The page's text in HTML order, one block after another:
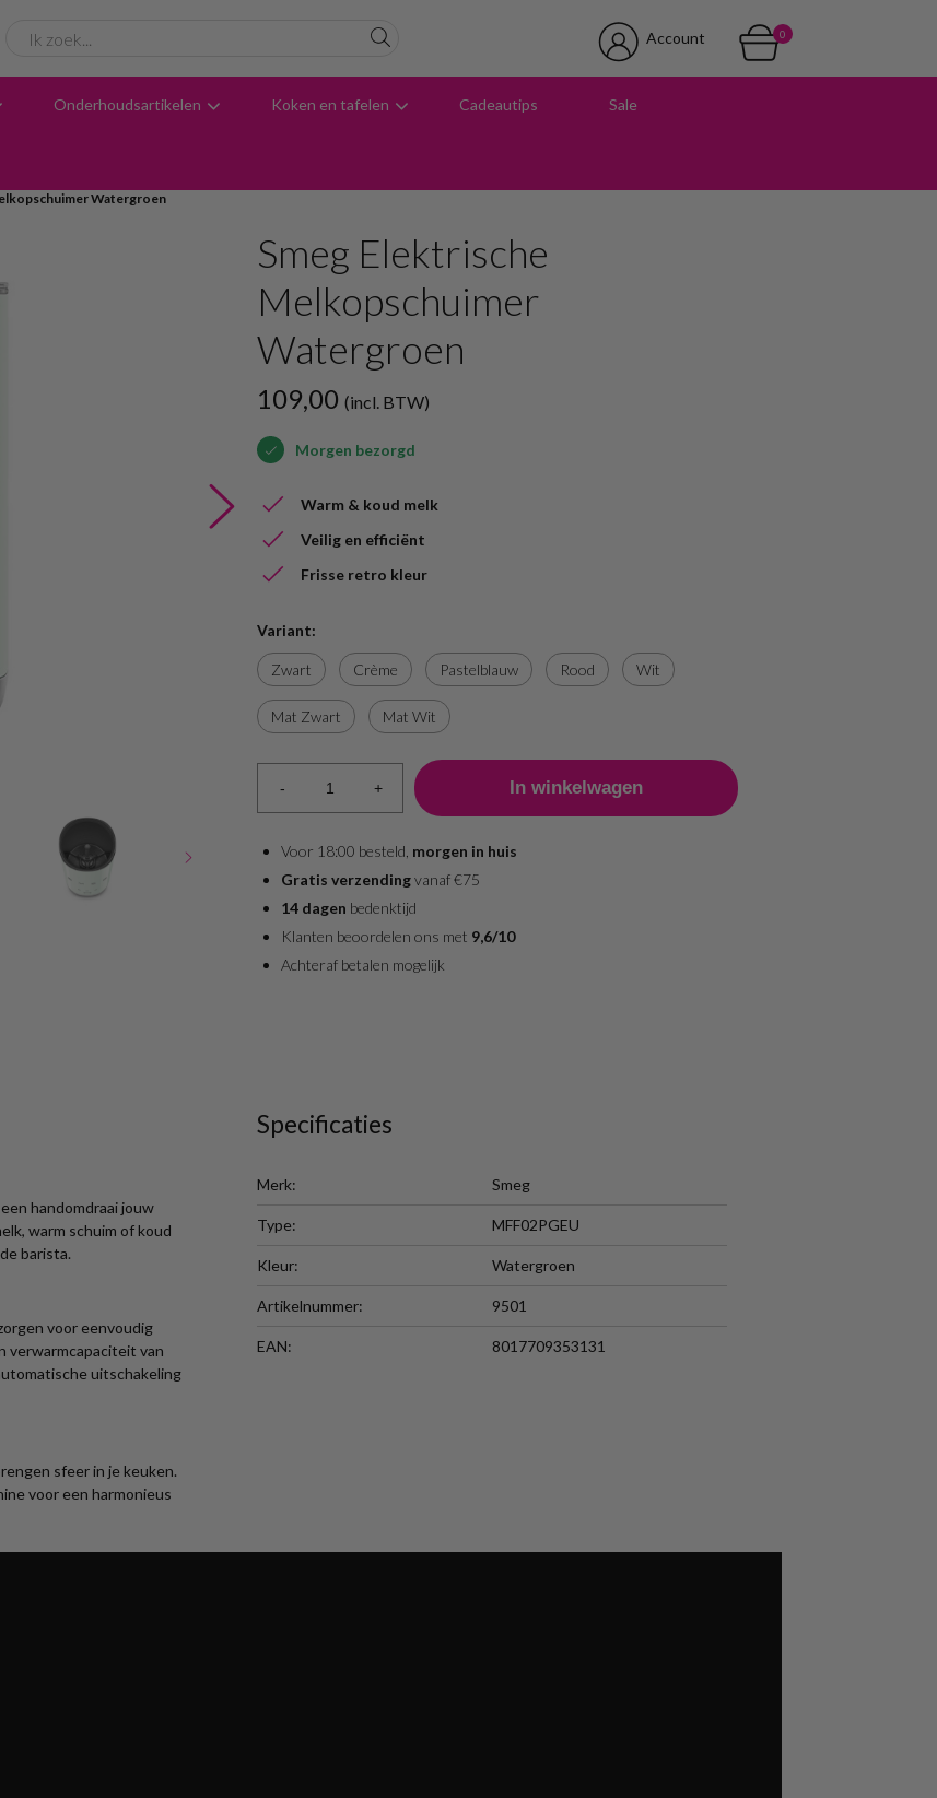
Account 0
Onderhoudsartikelen Koken en tafelen Cadeautips Sale
Watergroen
Smeg Elektrische
Melkopschuimer
Watergroen
109,00 (incl. BTW)
Morgen bezorgd
Warm & koud melk
Veilig en efficiënt
Frisse retro kleur
Variant:
Zwart Crème Pastelblauw Rood Wit
Mat Zwart Mat Wit
- +
Voor 18:00 besteld, morgen in huis
Gratis verzendingvanaf €75
14 dagen bedenktijd
Klanten beoordelen ons met 9,6/10
Achteraf betalen mogelijk
handomdraai jouw
warm schuim of koud
barista.
voor eenvoudig
verwarmcapaciteit van
uitschakeling
sfeer in je keuken.
voor een harmonieus
Specificaties
Merk: Smeg
Type: MFF02PGEU
Kleur: Watergroen
Artikelnummer: 9501
EAN: 8017709353131